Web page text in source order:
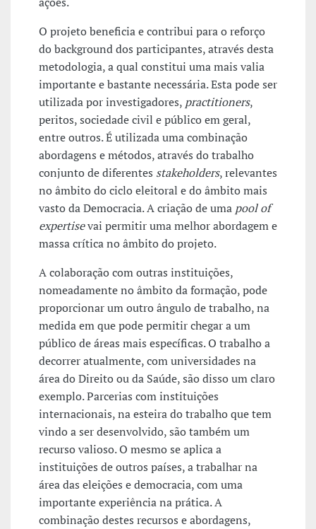
O projeto beneficia e contribui para o reforço
do background dos participantes, através desta
metodologia, a qual constitui uma mais valia
importante e bastante necessária. Esta pode ser
utilizada por investigadores, practitioners,
peritos, sociedade civil e público em geral,
entre outros. É utilizada uma combinação
abordagens e métodos, através do trabalho
conjunto de diferentes stakeholders, relevantes
no âmbito do ciclo eleitoral e do âmbito mais
vasto da Democracia. A criação de uma pool of
expertisevai permitir uma melhor abordagem e
massa crítica no âmbito do projeto.
A colaboração com outras instituições,
nomeadamente no âmbito da formação, pode
proporcionar um outro ângulo de trabalho, na
medida em que pode permitir chegar a um
público de áreas mais específicas. O trabalho a
decorrer atualmente, com universidades na
área do Direito ou da Saúde, são disso um claro
exemplo. Parcerias com instituições
internacionais, na esteira do trabalho que tem
vindo a ser desenvolvido, são também um
recurso valioso. O mesmo se aplica a
instituições de outros países, a trabalhar na
área das eleições e democracia, com uma
importante experiência na prática. A
combinação destes recursos e abordagens,